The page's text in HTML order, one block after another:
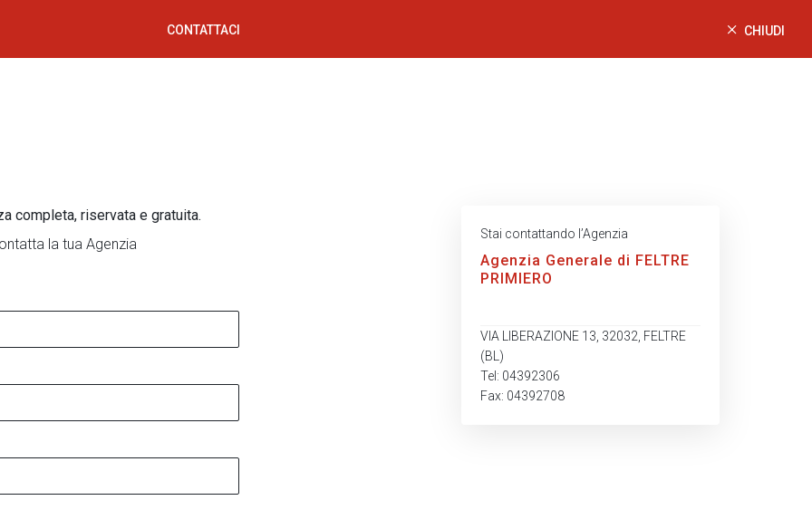
CONTATTACI CHIUDI
completa, riservata e gratuita.
la tua Agenzia
Stai contattando l’Agenzia
Agenzia Generale di FELTRE
PRIMIERO
VIA LIBERAZIONE 13, 32032, FELTRE
(BL)
Tel: 04392306
Fax: 04392708